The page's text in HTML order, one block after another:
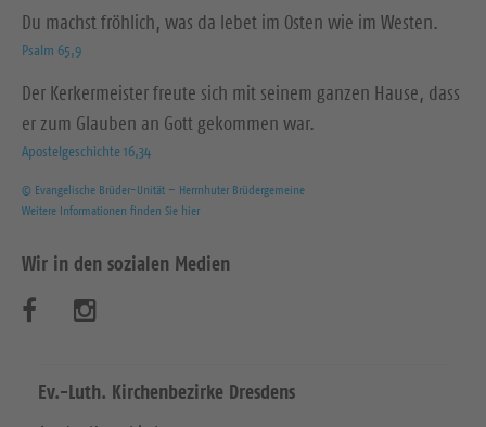
Du machst fröhlich, was da lebet im Osten wie im Westen.
Psalm 65,9
Der Kerkermeister freute sich mit seinem ganzen Hause, dass
er zum Glauben an Gott gekommen war.
Apostelgeschichte 16,34
© Evangelische Brüder-Unität – Herrnhuter Brüdergemeine
Weitere Informationen finden Sie hier
Wir in den sozialen Medien
s
s
Ev.-Luth. Kirchenbezirke Dresdens